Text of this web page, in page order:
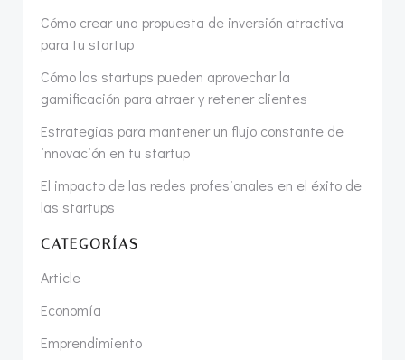
Cómo crear una propuesta de inversión atractiva
para tu startup
Cómo las startups pueden aprovechar la
gamificación para atraer y retener clientes
Estrategias para mantener un flujo constante de
innovación en tu startup
El impacto de las redes profesionales en el éxito de
las startups
CATEGORÍAS
Article
Economía
Emprendimiento